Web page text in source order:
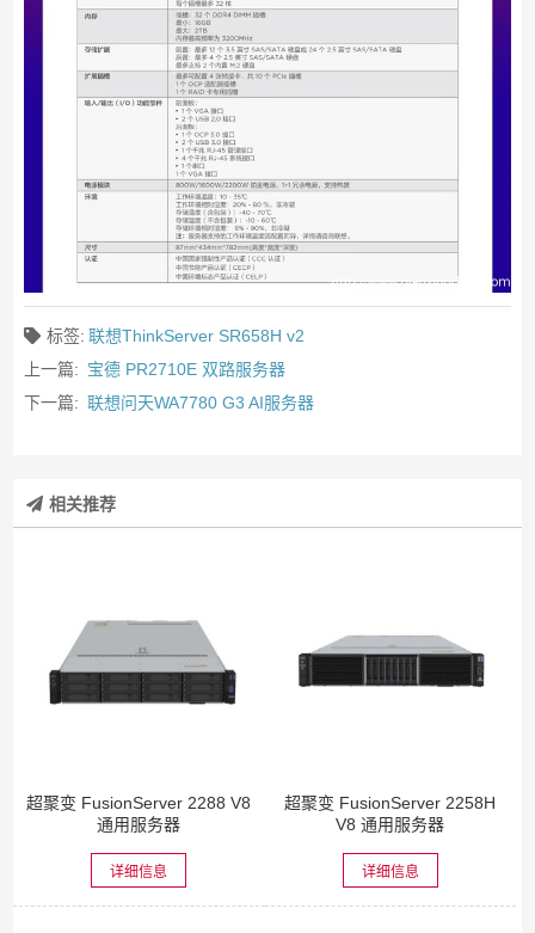
标签: 联想ThinkServer SR658H v2
上一篇: 宝德 PR2710E 双路服务器
下一篇: 联想问天WA7780 G3 AI服务器
相关推荐
超聚变 FusionServer 2288 V8
通用服务器
详细信息
超聚变 FusionServer 2258H
V8 通用服务器
详细信息